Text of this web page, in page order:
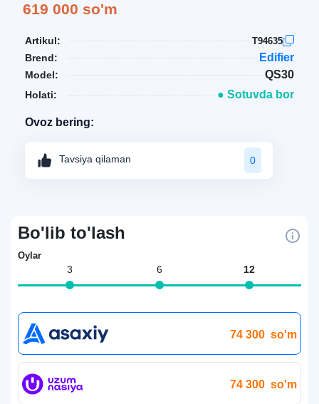
619 000 so'm
Artikul: T94635
Brend: Edifier
Model: QS30
Holati: ● Sotuvda bor
Ovoz bering:
Tavsiya qilaman 0
Bo'lib to'lash
Oylar
3 6 12
74 300 so'm
74 300 so'm